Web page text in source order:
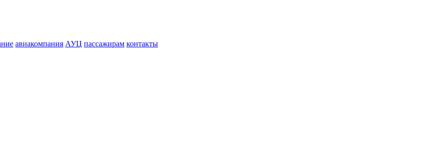
авиакомпания АУЦ пассажирам контакты